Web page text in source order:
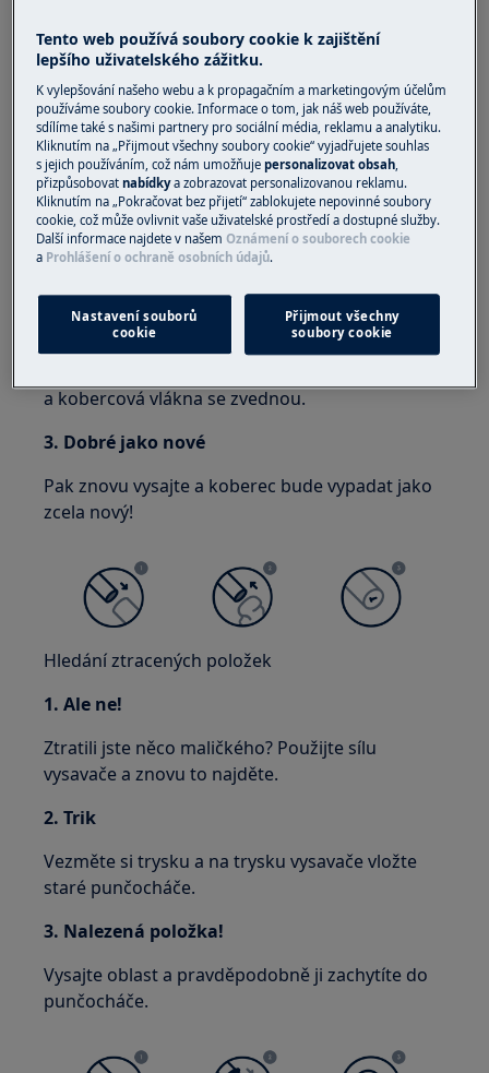
Oprava prohlubně po nábytku v kobercích
1. Neočekávané prohlubně po nábytku
Když vysáváte koberce, často najdete z nábytku
2. Zvedněte vlákna
a kobercová vlákna se zvednou.
3. Dobré jako nové
Pak znovu vysajte a koberec bude vypadat jako
zcela nový!
Hledání ztracených položek
1. Ale ne!
Ztratili jste něco maličkého? Použijte sílu
vysavače a znovu to najděte.
2. Trik
Vezměte si trysku a na trysku vysavače vložte
staré punčocháče.
3. Nalezená položka!
Vysajte oblast a pravděpodobně ji zachytíte do
punčocháče.
Tento web používá soubory cookie k zajištění
lepšího uživatelského zážitku.
K vylepšování našeho webu a k propagačním a marketingovým účelům
používáme soubory cookie. Informace o tom, jak náš web používáte,
sdílíme také s našimi partnery pro sociální média, reklamu a analytiku.
Kliknutím na „Přijmout všechny soubory cookie“ vyjadřujete souhlas
s jejich používáním, což nám umožňujepersonalizovat obsah,
přizpůsobovatnabídkya zobrazovat personalizovanou reklamu.
Kliknutím na „Pokračovat bez přijetí“ zablokujete nepovinné soubory
cookie, což může ovlivnit vaše uživatelské prostředí a dostupné služby.
Další informace najdete v našemOznámení o souborech cookie
a Prohlášení o ochraně osobních údajů.
Nastavení souborů
cookie
Přijmout všechny
soubory cookie